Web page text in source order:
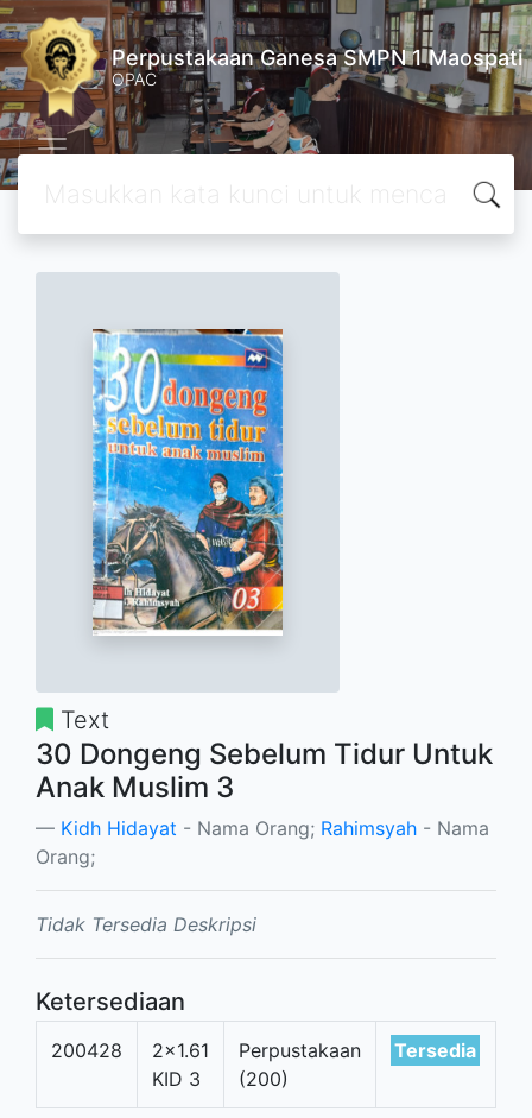
Perpustakaan Ganesa SMPN 1 Maospati
OPAC
Text
30 Dongeng Sebelum Tidur Untuk
Anak Muslim 3
Kidh Hidayat - Nama Orang; Rahimsyah - Nama
Orang;
Tidak Tersedia Deskripsi
Ketersediaan
200428
2x1.61
KID 3
Perpustakaan
(200)
Tersedia